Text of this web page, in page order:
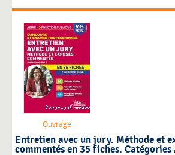
Ouvrage
Entretien avec un jury. Méthode et
commentés en 35 fiches. Catégories